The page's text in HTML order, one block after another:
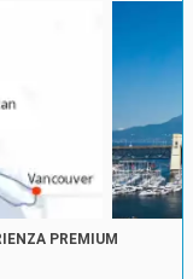
PREMIUM